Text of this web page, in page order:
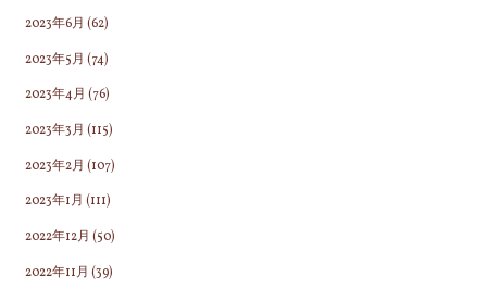
2023年6月 (62)
2023年5月 (74)
2023年4月 (76)
2023年3月 (115)
2023年2月 (107)
2023年1月 (111)
2022年12月 (50)
2022年11月 (39)